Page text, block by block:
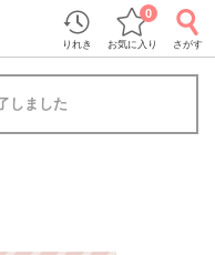
りれき お気に入り
0
さがす
しました